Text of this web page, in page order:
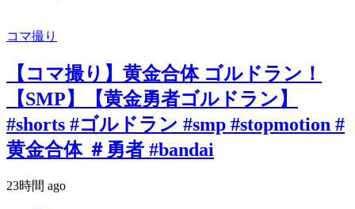
コマ撮り
【コマ撮り】黄金合体 ゴルドラン！
【SMP】【黄金勇者ゴルドラン】
#shorts #ゴルドラン #smp #stopmotion #
黄金合体 ＃勇者 #bandai
23時間 ago